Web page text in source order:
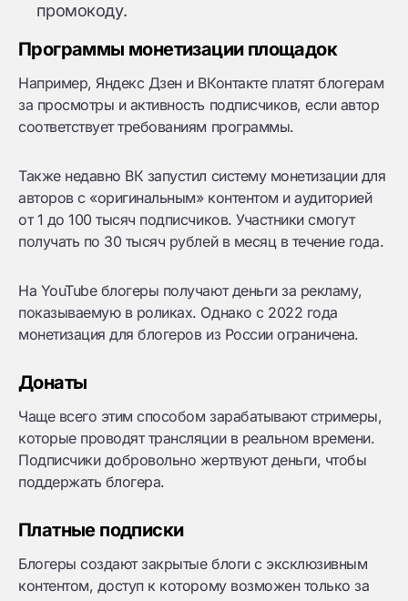
промокоду.
Программы монетизации площадок
Например, Яндекс Дзен и ВКонтакте платят блогерам
за просмотры и активность подписчиков, если автор
соответствует требованиям программы.
Также недавно ВК запустил систему монетизации для
авторов с «оригинальным» контентом и аудиторией
от 1 до 100 тысяч подписчиков. Участники смогут
получать по 30 тысяч рублей в месяц в течение года.
На YouTube блогеры получают деньги за рекламу,
показываемую в роликах. Однако с 2022 года
монетизация для блогеров из России ограничена.
Донаты
Чаще всего этим способом зарабатывают стримеры,
которые проводят трансляции в реальном времени.
Подписчики добровольно жертвуют деньги, чтобы
поддержать блогера.
Платные подписки
Блогеры создают закрытые блоги с эксклюзивным
контентом, доступ к которому возможен только за